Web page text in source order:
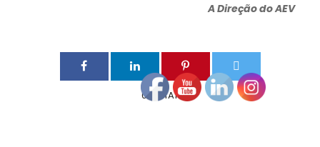
A Direção do AEV
0 SHARES